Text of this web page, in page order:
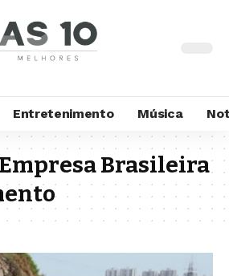
Entretenimento Música
Empresa Brasileira